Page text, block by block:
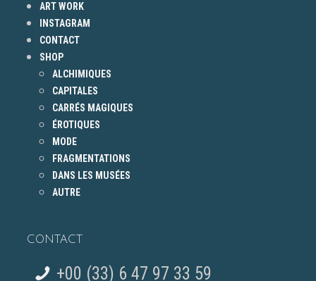
ART WORK
INSTAGRAM
CONTACT
SHOP
ALCHIMIQUES
CAPITALES
CARRÉS MAGIQUES
ÉROTIQUES
MODE
FRAGMENTATIONS
DANS LES MUSÉES
AUTRE
CONTACT
+00 (33) 6 47 97 33 59